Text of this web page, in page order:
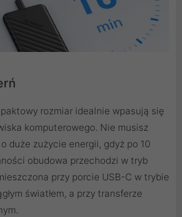
rozmiar idealnie wpasują się
komputerowego. Nie musisz
duże zużycie energii, gdyż po 10
obudowa przechodzi w tryb
przy porcie USB-C w trybie
światłem, a przy transferze